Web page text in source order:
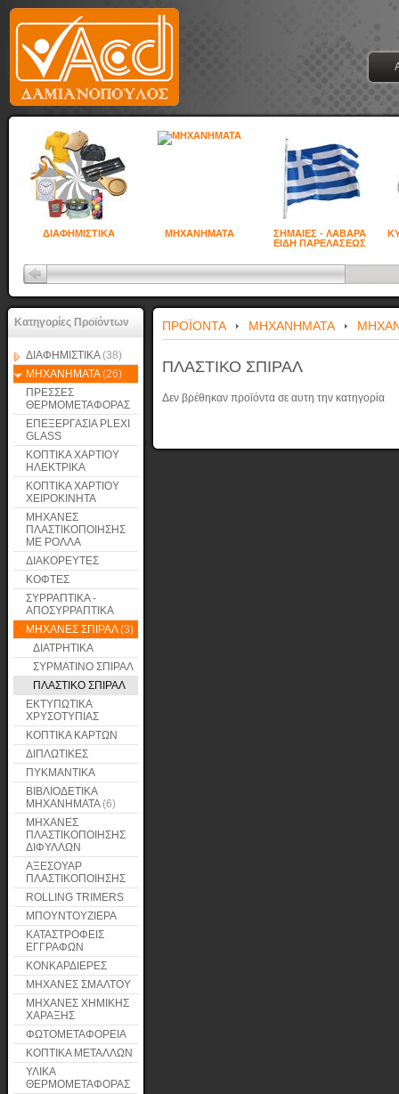
ΔΙΑΦΗΜΙΣΤΙΚΑ ΜΗΧΑΝΗΜΑΤΑ
ΣΗΜΑΙΕΣ - ΛΑΒΑΡΑ
ΕΙΔΗ ΠΑΡΕΛΑΣΕΩΣ
Κατηγορίες Προϊόντων
ΔΙΑΦΗΜΙΣΤΙΚΑ(38)
ΜΗΧΑΝΗΜΑΤΑ(26)
ΠΡΕΣΣΕΣ
ΘΕΡΜΟΜΕΤΑΦΟΡΑΣ
ΕΠΕΞΕΡΓΑΣΙΑ PLEXI
GLASS
ΚΟΠΤΙΚΑ ΧΑΡΤΙΟΥ
ΗΛΕΚΤΡΙΚΑ
ΚΟΠΤΙΚΑ ΧΑΡΤΙΟΥ
ΧΕΙΡΟΚΙΝΗΤΑ
ΜΗΧΑΝΕΣ
ΠΛΑΣΤΙΚΟΠΟΙΗΣΗΣ
ΜΕ ΡΟΛΛΑ
ΔΙΑΚΟΡΕΥΤΕΣ
ΚΟΦΤΕΣ
ΣΥΡΡΑΠΤΙΚΑ -
ΑΠΟΣΥΡΡΑΠΤΙΚΑ
ΜΗΧΑΝΕΣ ΣΠΙΡΑΛ(3)
ΔΙΑΤΡΗΤΙΚΑ
ΣΥΡΜΑΤΙΝΟ ΣΠΙΡΑΛ
ΠΛΑΣΤΙΚΟ ΣΠΙΡΑΛ
ΕΚΤΥΠΩΤΙΚΑ
ΧΡΥΣΟΤΥΠΙΑΣ
ΚΟΠΤΙΚΑ ΚΑΡΤΩΝ
ΔΙΠΛΩΤΙΚΕΣ
ΠΥΚΜΑΝΤΙΚΑ
ΒΙΒΛΙΟΔΕΤΙΚΑ
ΜΗΧΑΝΗΜΑΤΑ(6)
ΜΗΧΑΝΕΣ
ΠΛΑΣΤΙΚΟΠΟΙΗΣΗΣ
ΔΙΦΥΛΛΩΝ
ΑΞΕΣΟΥΑΡ
ΠΛΑΣΤΙΚΟΠΟΙΗΣΗΣ
ROLLING TRIMERS
ΜΠΟΥΝΤΟΥΖΙΕΡΑ
ΚΑΤΑΣΤΡΟΦΕΙΣ
ΕΓΓΡΑΦΩΝ
ΚΟΝΚΑΡΔΙΕΡΕΣ
ΜΗΧΑΝΕΣ ΣΜΑΛΤΟΥ
ΜΗΧΑΝΕΣ ΧΗΜΙΚΗΣ
ΧΑΡΑΞΗΣ
ΦΩΤΟΜΕΤΑΦΟΡΕΙΑ
ΚΟΠΤΙΚΑ ΜΕΤΑΛΛΩΝ
ΥΛΙΚΑ
ΘΕΡΜΟΜΕΤΑΦΟΡΑΣ
ΠΡΟΪΟΝΤΑ ΜΗΧΑΝΗΜΑΤΑ
ΠΛΑΣΤΙΚΟ ΣΠΙΡΑΛ
Δεν βρέθηκαν προϊόντα σε αυτη την κατηγορία